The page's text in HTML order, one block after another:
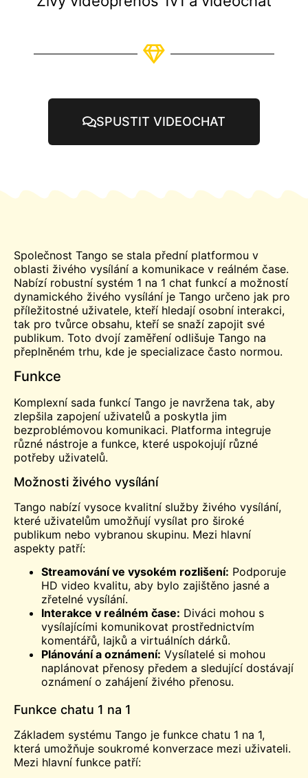
SPUSTIT VIDEOCHAT
Společnost Tango se stala přední platformou v
oblasti živého vysílání a komunikace v reálném čase.
Nabízí robustní systém 1 na 1 chat funkcí a možností
dynamického živého vysílání je Tango určeno jak pro
příležitostné uživatele, kteří hledají osobní interakci,
tak pro tvůrce obsahu, kteří se snaží zapojit své
publikum. Toto dvojí zaměření odlišuje Tango na
přeplněném trhu, kde je specializace často normou.
Funkce
Komplexní sada funkcí Tango je navržena tak, aby
zlepšila zapojení uživatelů a poskytla jim
bezproblémovou komunikaci. Platforma integruje
různé nástroje a funkce, které uspokojují různé
potřeby uživatelů.
Možnosti živého vysílání
Tango nabízí vysoce kvalitní služby živého vysílání,
které uživatelům umožňují vysílat pro široké
publikum nebo vybranou skupinu. Mezi hlavní
aspekty patří:
Streamování ve vysokém rozlišení: Podporuje
HD video kvalitu, aby bylo zajištěno jasné a
zřetelné vysílání.
Interakce v reálném čase: Diváci mohou s
vysílajícími komunikovat prostřednictvím
komentářů, lajků a virtuálních dárků.
Plánování a oznámení: Vysílatelé si mohou
naplánovat přenosy předem a sledující dostávají
oznámení o zahájení živého přenosu.
Funkce chatu 1 na 1
Základem systému Tango je funkce chatu 1 na 1,
která umožňuje soukromé konverzace mezi uživateli.
Mezi hlavní funkce patří: